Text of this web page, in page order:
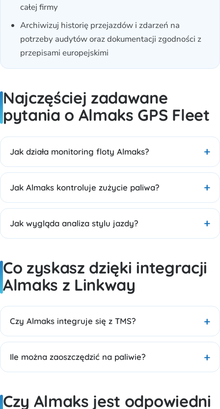
całej firmy
Archiwizuj historię przejazdów i zdarzeń na
potrzeby audytów oraz dokumentacji zgodności z
przepisami europejskimi
Najczęściej zadawane
pytania o Almaks GPS Fleet
Jak działa monitoring floty Almaks?
Jak Almaks kontroluje zużycie paliwa?
Jak wygląda analiza stylu jazdy?
Co zyskasz dzięki integracji
Almaks z Linkway
Czy Almaks integruje się z TMS?
Ile można zaoszczędzić na paliwie?
Czy Almaks jest odpowiedni